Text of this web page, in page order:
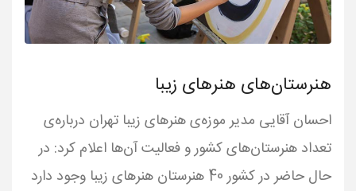
هنرستان‌های هنرهای زیبا
احسان آقایی مدیر موزه‌ی هنرهای زیبا تهران درباره‌ی
تعداد هنرستان‌های کشور و فعالیت آن‌ها اعلام کرد: در
حال حاضر در کشور 40 هنرستان هنرهای زیبا وجود دارد